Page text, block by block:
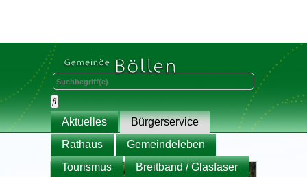
Aktuelles
Bürgerservice
Rathaus
Gemeindeleben
Tourismus
Breitband / Glasfaser